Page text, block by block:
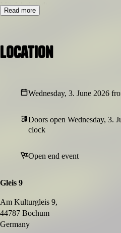
Mit dabei sind:
@bentechyofficial
@iamlukemadness
@luziusmusic
@schmedikament
@666.Tomek
Auf dem Event werdet ihr nicht nur
Tickets zu ergattern!
Read more
Location
Wednesday, 3. June 2026
Doors open Wednesday, 3.
clock
Open end event
Gleis 9
Am Kulturgleis 9,
44787 Bochum
Germany